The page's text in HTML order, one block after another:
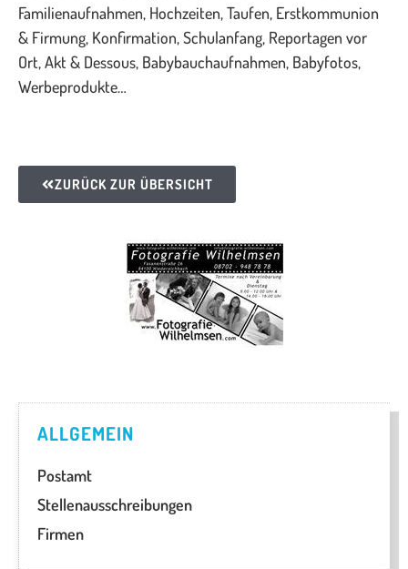
Familienaufnahmen, Hochzeiten, Taufen, Erstkommunion
& Firmung, Konfirmation, Schulanfang, Reportagen vor
Ort, Akt & Dessous, Babybauchaufnahmen, Babyfotos,
Werbeprodukte…
ZURÜCK ZUR ÜBERSICHT
ALLGEMEIN
Postamt
Stellenausschreibungen
Firmen